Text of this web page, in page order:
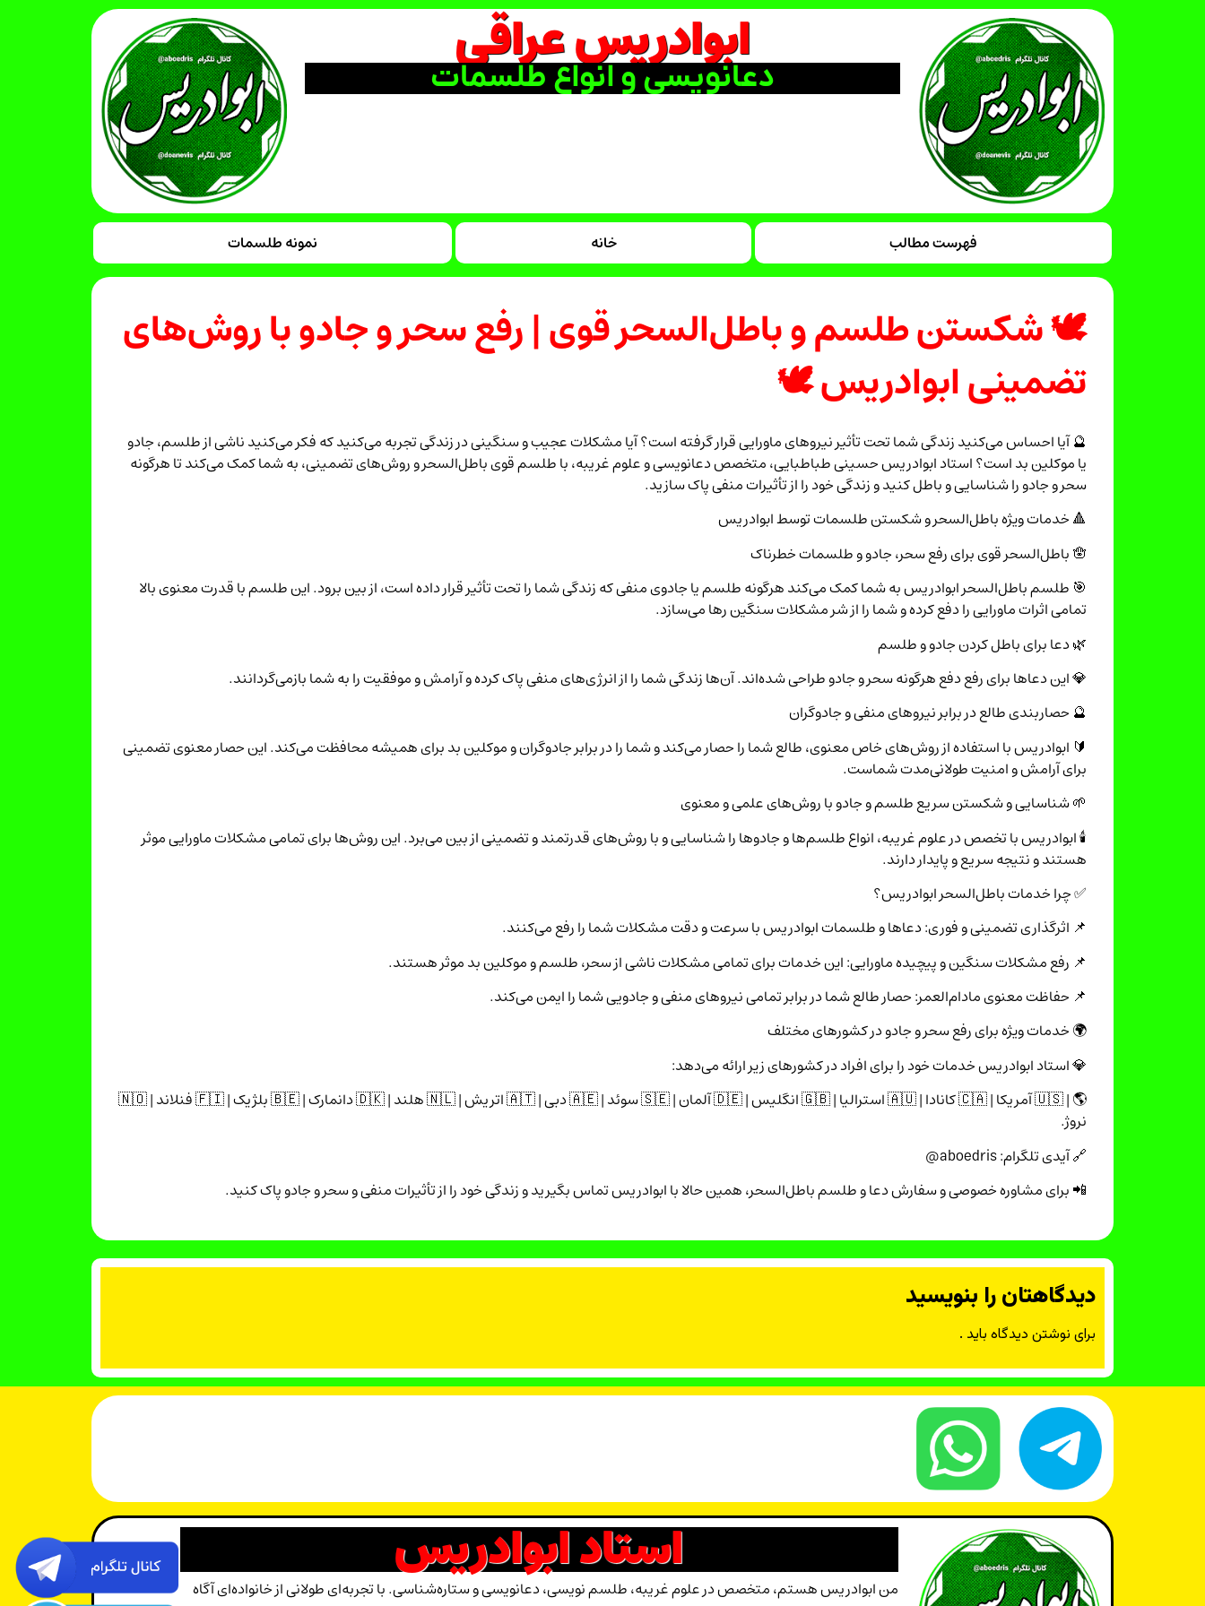
ابوادریس عراقی
دعانویسی و انواع طلسمات
فهرست مطالب خانه نمونه طلسمات
🕊 شکستن طلسم و باطل‌السحر قوی | رفع سحر و جادو با روش‌های
تضمینی ابوادریس 🕊
🔮 آیا احساس می‌کنید زندگی شما تحت تأثیر نیروهای ماورایی قرار گرفته است؟ آیا مشکلات عجیب و سنگینی در زندگی تجربه می‌کنید که فکر می‌کنید ناشی از طلسم، جادو
یا موکلین بد است؟ استاد ابوادریس حسینی طباطبایی، متخصص دعانویسی و علوم غریبه، با طلسم قوی باطل‌السحر و روش‌های تضمینی، به شما کمک می‌کند تا هرگونه
سحر و جادو را شناسایی و باطل کنید و زندگی خود را از تأثیرات منفی پاک سازید.
🔺 خدمات ویژه باطل‌السحر و شکستن طلسمات توسط ابوادریس
🪬 باطل‌السحر قوی برای رفع سحر، جادو و طلسمات خطرناک
🎯 طلسم باطل‌السحر ابوادریس به شما کمک می‌کند هرگونه طلسم یا جادوی منفی که زندگی شما را تحت تأثیر قرار داده است، از بین برود. این طلسم با قدرت معنوی بالا
تمامی اثرات ماورایی را دفع کرده و شما را از شر مشکلات سنگین رها می‌سازد.
🌿 دعا برای باطل کردن جادو و طلسم
💎 این دعاها برای رفع دفع هرگونه سحر و جادو طراحی شده‌اند. آن‌ها زندگی شما را از انرژی‌های منفی پاک کرده و آرامش و موفقیت را به شما بازمی‌گردانند.
🔮 حصاربندی طالع در برابر نیروهای منفی و جادوگران
🔰 ابوادریس با استفاده از روش‌های خاص معنوی، طالع شما را حصار می‌کند و شما را در برابر جادوگران و موکلین بد برای همیشه محافظت می‌کند. این حصار معنوی تضمینی
برای آرامش و امنیت طولانی‌مدت شماست.
🌱 شناسایی و شکستن سریع طلسم و جادو با روش‌های علمی و معنوی
🕯 ابوادریس با تخصص در علوم غریبه، انواع طلسم‌ها و جادوها را شناسایی و با روش‌های قدرتمند و تضمینی از بین می‌برد. این روش‌ها برای تمامی مشکلات ماورایی موثر
هستند و نتیجه سریع و پایدار دارند.
✅ چرا خدمات باطل‌السحر ابوادریس؟
📌 اثرگذاری تضمینی و فوری: دعاها و طلسمات ابوادریس با سرعت و دقت مشکلات شما را رفع می‌کنند.
📌 رفع مشکلات سنگین و پیچیده ماورایی: این خدمات برای تمامی مشکلات ناشی از سحر، طلسم و موکلین بد موثر هستند.
📌 حفاظت معنوی مادام‌العمر: حصار طالع شما در برابر تمامی نیروهای منفی و جادویی شما را ایمن می‌کند.
🌍 خدمات ویژه برای رفع سحر و جادو در کشورهای مختلف
💎 استاد ابوادریس خدمات خود را برای افراد در کشورهای زیر ارائه می‌دهد:
🌎 | 🇺🇸 آمریکا | 🇨🇦 کانادا | 🇦🇺 استرالیا | 🇬🇧 انگلیس | 🇩🇪 آلمان | 🇸🇪 سوئد | 🇦🇪 دبی | 🇦🇹 اتریش | 🇳🇱 هلند | 🇩🇰 دانمارک | 🇧🇪 بلژیک | 🇫🇮 فنلاند | 🇳🇴
نروژ.
🔗 آیدی تلگرام: aboedris@
📲 برای مشاوره خصوصی و سفارش دعا و طلسم باطل‌السحر، همین حالا با ابوادریس تماس بگیرید و زندگی خود را از تأثیرات منفی و سحر و جادو پاک کنید.
دیدگاهتان را بنویسید
برای نوشتن دیدگاه باید .
استاد ابوادریس
من ابوادریس هستم، متخصص در علوم غریبه، طلسم نویسی، دعانویسی و ستاره‌شناسی. با تجربه‌ای طولانی از خانواده‌ای آگاه